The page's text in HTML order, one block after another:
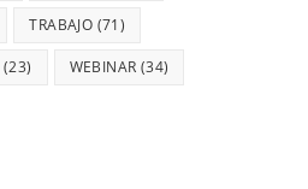
TRABAJO (71)
(23) WEBINAR (34)